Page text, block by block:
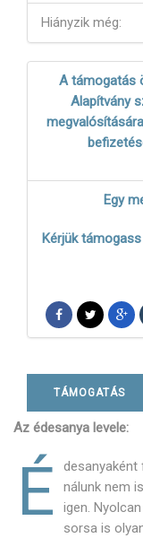
Hiányzik még:
A támogatás
Alapítvány
Egy
Kérjük
TÁMOGATÁS
Az édesanya levele:
É
nálunk nem
igen.
sorsa is